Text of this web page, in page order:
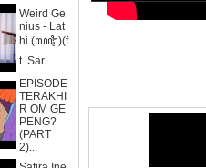
Weird Ge
nius - Lat
hi (ꦭꦛꦶ)(f
t. Sar...
EPISODE
TERAKHI
R OM GE
PENG?
(PART
2)...